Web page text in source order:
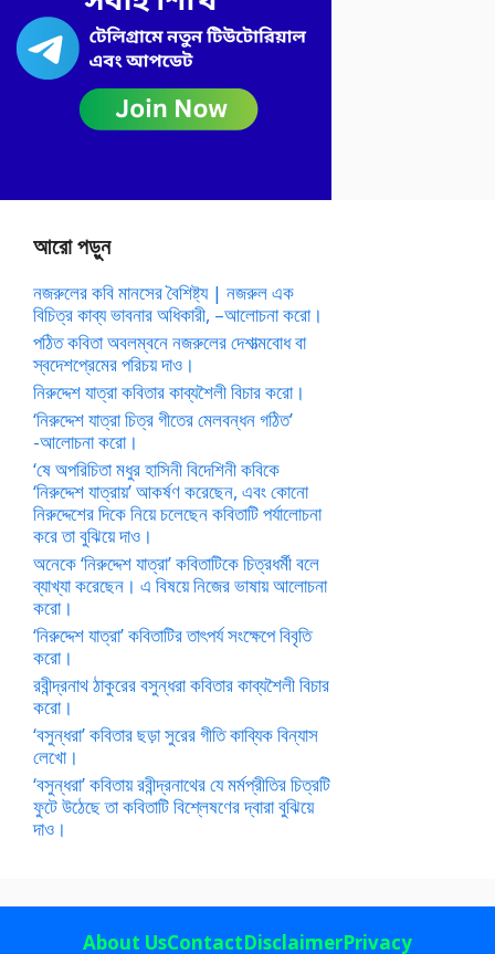
আরো পড়ুন
নজরুলের কবি মানসের বৈশিষ্ট্য | নজরুল এক
বিচিত্র কাব্য ভাবনার অধিকারী, –আলোচনা করো।
পঠিত কবিতা অবলম্বনে নজরুলের দেশাত্মবোধ বা
স্বদেশপ্রেমের পরিচয় দাও।
নিরুদ্দেশ যাত্রা কবিতার কাব্যশৈলী বিচার করো।
‘নিরুদ্দেশ যাত্রা চিত্র গীতের মেলবন্ধন গঠিত’
-আলোচনা করো।
‘ষে অপরিচিতা মধুর হাসিনী বিদেশিনী কবিকে
‘নিরুদ্দেশ যাত্রায়’ আকর্ষণ করেছেন, এবং কোনো
নিরুদ্দেশের দিকে নিয়ে চলেছেন কবিতাটি পর্যালোচনা
করে তা বুঝিয়ে দাও।
অনেকে ‘নিরুদ্দেশ যাত্রা’ কবিতাটিকে চিত্রধর্মী বলে
ব্যাখ্যা করেছেন। এ বিষয়ে নিজের ভাষায় আলোচনা
করো।
‘নিরুদ্দেশ যাত্রা’ কবিতাটির তাৎপর্য সংক্ষেপে বিবৃতি
করো।
রবীন্দ্রনাথ ঠাকুরের বসুন্ধরা কবিতার কাব্যশৈলী বিচার
করো।
‘বসুন্ধরা’ কবিতার ছড়া সুরের গীতি কাব্যিক বিন্যাস
লেখো।
‘বসুন্ধরা’ কবিতায় রবীন্দ্রনাথের যে মর্মপ্রীতির চিত্রটি
ফুটে উঠেছে তা কবিতাটি বিশ্লেষণের দ্বারা বুঝিয়ে
দাও।
About UsContactDisclaimerPrivacy